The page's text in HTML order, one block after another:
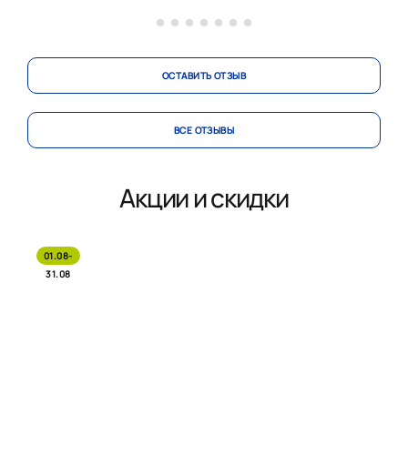
ОСТАВИТЬ ОТЗЫВ
ВСЕ ОТЗЫВЫ
Акции и скидки
01.08-
31.08